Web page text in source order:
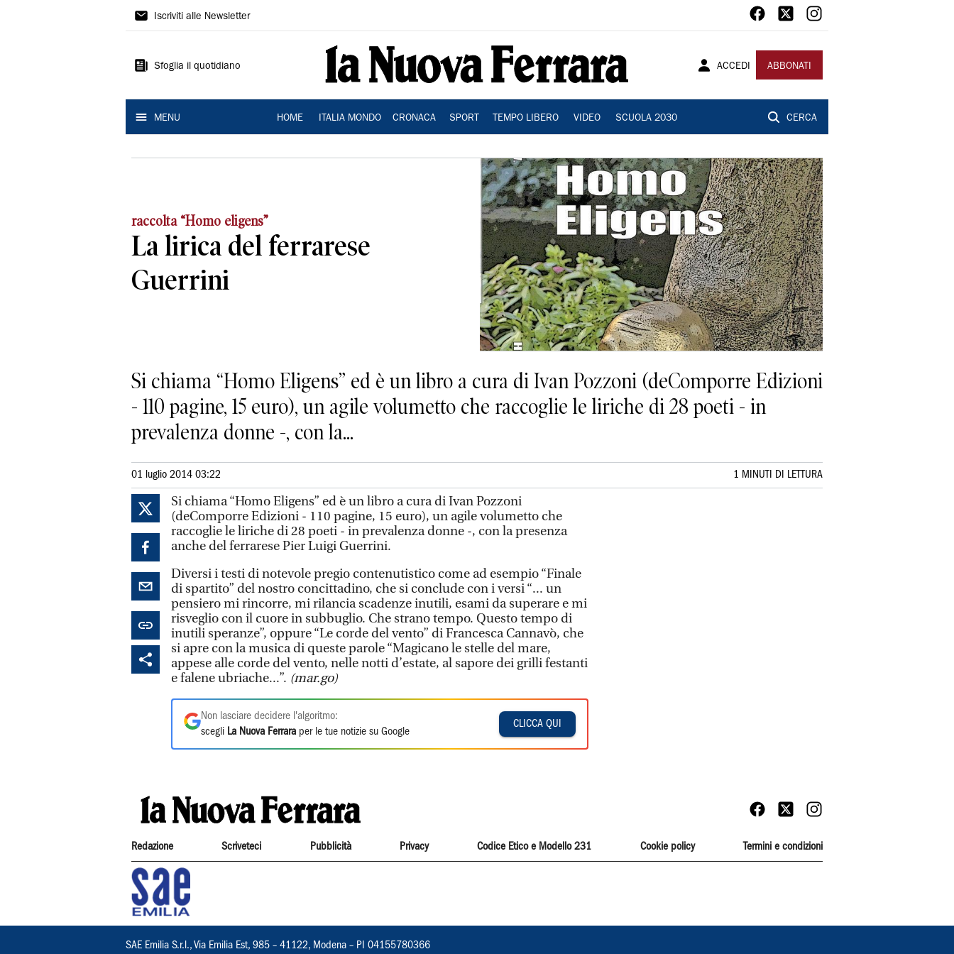
La
Ferrara
Iscriviti alle Newsletter
Sfoglia il quotidiano ACCEDI ABBONATI
MENU HOME ITALIA MONDO CRONACA SPORT TEMPO LIBERO VIDEO SCUOLA 2030 CERCA
raccolta “Homo eligens”
La lirica del ferrarese
Guerrini
Si chiama “Homo Eligens” ed è un libro a cura di Ivan Pozzoni (deComporre Edizioni
- 110 pagine, 15 euro), un agile volumetto che raccoglie le liriche di 28 poeti - in
prevalenza donne -, con la...
01 luglio 2014 03:22 1 MINUTI DI LETTURA
Si chiama “Homo Eligens” ed è un libro a cura di Ivan Pozzoni
(deComporre Edizioni - 110 pagine, 15 euro), un agile volumetto che
raccoglie le liriche di 28 poeti - in prevalenza donne -, con la presenza
anche del ferrarese Pier Luigi Guerrini.
Diversi i testi di notevole pregio contenutistico come ad esempio “Finale
di spartito” del nostro concittadino, che si conclude con i versi “... un
pensiero mi rincorre, mi rilancia scadenze inutili, esami da superare e mi
risveglio con il cuore in subbuglio. Che strano tempo. Questo tempo di
inutili speranze”, oppure “Le corde del vento” di Francesca Cannavò, che
si apre con la musica di queste parole “Magicano le stelle del mare,
appese alle corde del vento, nelle notti d’estate, al sapore dei grilli festanti
e falene ubriache...”. (mar.go)
Non lasciare decidere l'algoritmo:
scegli La Nuova Ferrara per le tue notizie su Google
CLICCA QUI
Redazione Scriveteci Pubblicità Privacy Codice Etico e Modello 231 Cookie policy Termini e condizioni
SAE Emilia S.r.l., Via Emilia Est, 985 – 41122, Modena – PI 04155780366